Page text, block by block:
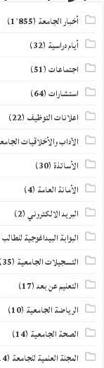
أخبار الجامعة (1٬855)
أيام دراسية (32)
اجتماعات(51)
استشارات(64)
اعلانات التوظيف (22)
الآداب والأخلاقيات
الأساتذة(30)
الأمانة العامة (4)
البريد الالكتروني(2)
البوابة البيداغوجية للطالب
التسجيلات الجامعية (35)
التعليم عن بعد(17)
الرياضة الجامعية (10)
الصحة الجامعية (14)
المجلة العلمية للجامعة (14)